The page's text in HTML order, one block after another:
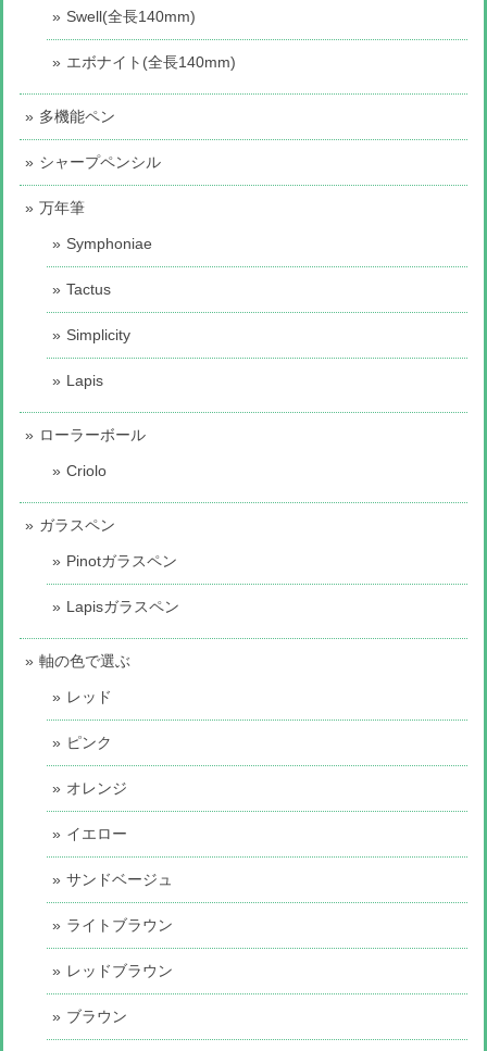
Swell(全長140mm)
エボナイト(全長140mm)
多機能ペン
シャープペンシル
万年筆
Symphoniae
Tactus
Simplicity
Lapis
ローラーボール
Criolo
ガラスペン
Pinotガラスペン
Lapisガラスペン
軸の色で選ぶ
レッド
ピンク
オレンジ
イエロー
サンドベージュ
ライトブラウン
レッドブラウン
ブラウン